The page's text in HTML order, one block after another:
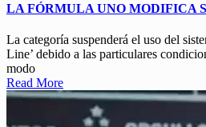
LA FÓRMULA UNO MODIFICA
La categoría suspenderá el uso del
Line’ debido a las particulares
modo
Read More